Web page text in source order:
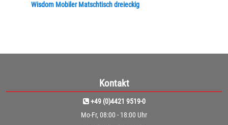
Wisdom Mobiler Matschtisch dreieckig
Kontakt
+49 (0)4421 9519-0
Mo-Fr, 08:00 - 18:00 Uhr